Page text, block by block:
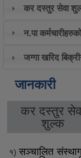
कर दस्तुर सेवा
न.पा
जग्गा खरिद
जानकारी
कर दस्तुर
शुल्क
१) सञ्चालित